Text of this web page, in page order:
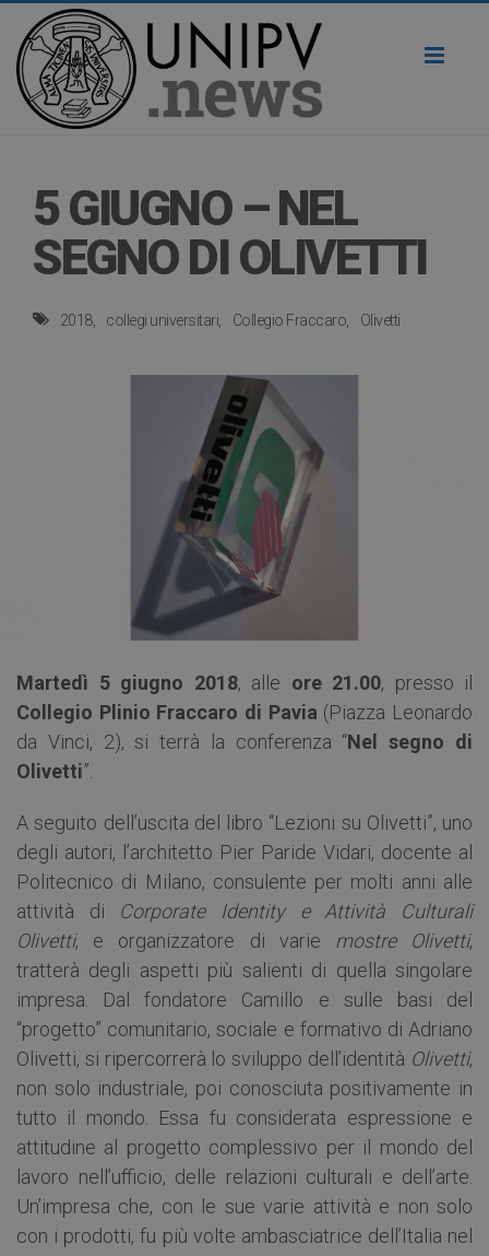
5 GIUGNO – NEL
SEGNO DI OLIVETTI
2018 collegi universitari Collegio Fraccaro Olivetti
Martedì 5 giugno 2018, alle ore 21.00, presso il
Collegio Plinio Fraccaro di Pavia (Piazza Leonardo
da Vinci, 2), si terrà la conferenza “Nel segno di
Olivetti”.
A seguito dell’uscita del libro “Lezioni su Olivetti”, uno
degli autori, l’architetto Pier Paride Vidari, docente al
Politecnico di Milano, consulente per molti anni alle
attività di Corporate Identity e Attività Culturali
Olivetti, e organizzatore di varie mostre Olivetti,
tratterà degli aspetti più salienti di quella singolare
impresa. Dal fondatore Camillo e sulle basi del
“progetto” comunitario, sociale e formativo di Adriano
Olivetti, si ripercorrerà lo sviluppo dell’identità Olivetti,
non solo industriale, poi conosciuta positivamente in
tutto il mondo. Essa fu considerata espressione e
attitudine al progetto complessivo per il mondo del
lavoro nell’ufficio, delle relazioni culturali e dell’arte.
Un’impresa che, con le sue varie attività e non solo
con i prodotti, fu più volte ambasciatrice dell’Italia nel